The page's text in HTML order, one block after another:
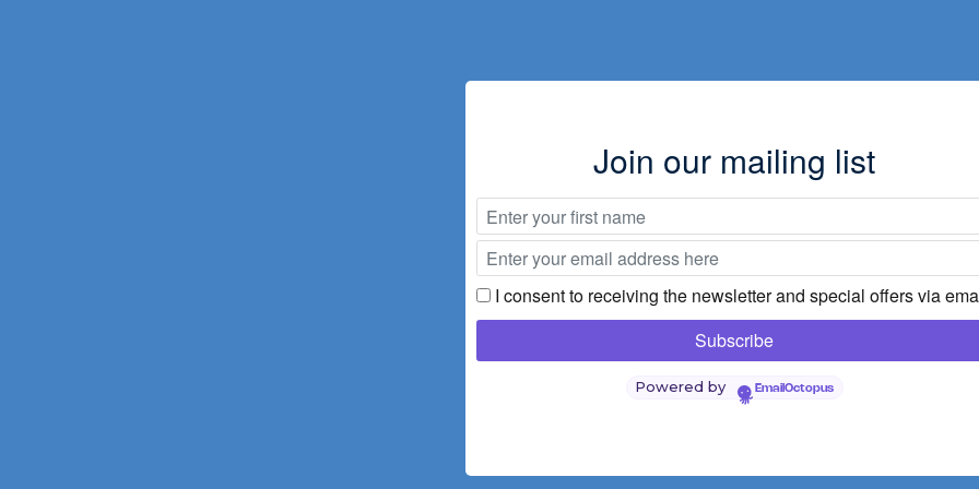
Join our mailing list
I consent to receiving the newsletter and special offers via
Powered by EmailOctopus